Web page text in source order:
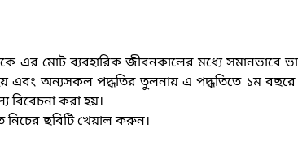
এর মোট ব্যবহারিক জীবনকালের মধ্যে সমানভাবে
এবং অন্যসকল পদ্ধতির তুলনায় এ পদ্ধতিতে ১ম
বিবেচনা করা হয়।
নিচের ছবিটি খেয়াল করুন।